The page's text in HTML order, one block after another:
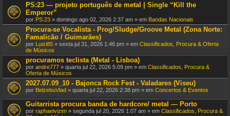
PS:23 — projeto português de metal | Single “Kill the
Emperor”
por PS:23 » domingo ago 02, 2026 2:37 am » em Bandas Nacionais
Procura-se Vocalista - Prog/Sludge/Groove Metal (Zona Norte:
Famalicão / Guimarães)
por Luizi85 » sexta jul 31, 2026 1:46 pm » em Classificados, Procura & Oferta
de Músicos
procuramos teclista (Metal - Lisboa)
por andre777 » quarta jul 22, 2026 5:09 pm » em Classificados, Procura &
Oferta de Músicos
2027.07.09_10 - Bajonca Rock Fest - Valadares (Viseu)
por BelzebuVlad » quarta jul 22, 2026 2:38 pm » em Concertos & Eventos
Guitarrista procura banda de hardcore/ metal — Porto
por raphaelvizim » segunda jul 20, 2026 1:07 am » em Classificados, Procura &